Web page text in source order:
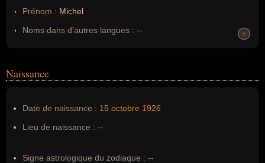
Prénom : Michel
Noms dans d'autres langues : --
Nom de famille :Foucault
+
+
Naissance
Date de naissance : 15 octobre 1926
Lieu de naissance : --
Signe astrologique du zodiaque : --